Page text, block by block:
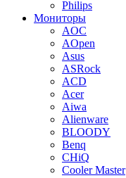
Philips
Мониторы
AOC
AOpen
Asus
ASRock
ACD
Acer
Aiwa
Alienware
BLOODY
Benq
CHiQ
Cooler Master